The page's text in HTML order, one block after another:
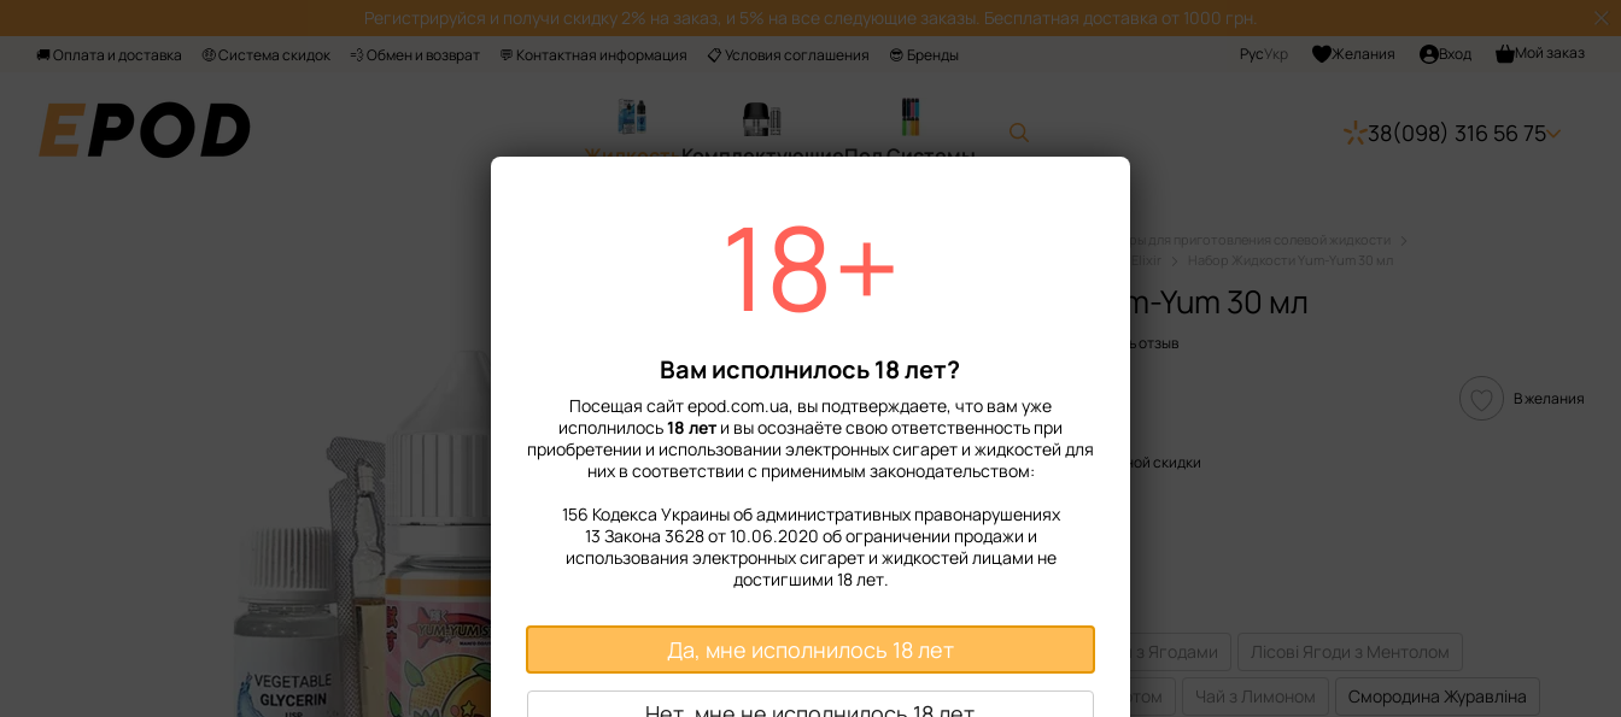
Регистрируйся‌ и получи скидку 2% на заказ, и 5% на все следующие заказы. Бесплатная доставка от 1000 грн.
🚚 Оплата и доставка 🤑 Система скидок 💨 Обмен и возврат 💬 Контактная информация 📋 Условия соглашения 😎 Бренды РусУкр Желания Вход Мой заказ
ЖидкостьКомплектующиеПод Системы
38(098) 316 56 75
Главная
Наборы для приготовления солевой жидкости
Набор Жидкости Yum-Yum 30 мл
Набор Жидкости Yum-Yum 30 мл
Оставить отзыв
299 грн В желания
% Войти для отображения накопительной скидки
Крепость
50 мг
Манго Полуниця Ментолом Чай з Ягодами
Лісові Ягоди з Ментолом
Чорничний Джем
Чай з Бергамотом Чай з Лимоном
Смородина Журавліна
18+
Вам исполнилось 18 лет?
Посещая сайт epod.com.ua, вы подтверждаете, что вам уже
исполнилось18 лет и вы осознаёте свою ответственность при
приобретении и использовании электронных сигарет и жидкостей для
них в соответствии с применимым законодательством:
156 Кодекса Украины об административных правонарушениях
13 Закона 3628 от 10.06.2020 об ограничении продажи и
использования электронных сигарет и жидкостей лицами не
достигшими 18 лет.
Да, мне исполнилось 18 лет